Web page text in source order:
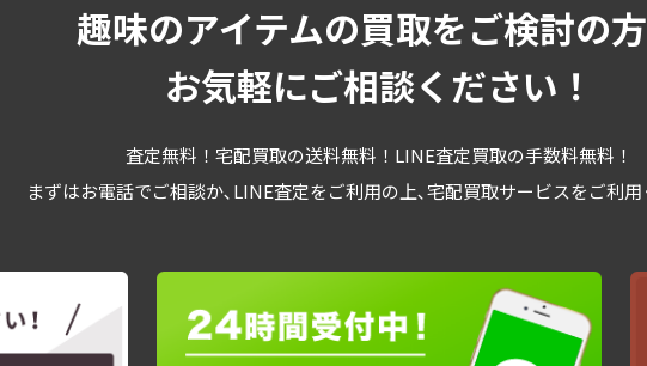
趣味のアイテムの買取をご検討の
お気軽にご相談ください！
査定無料！宅配買取の送料無料！LINE査定買取の手数料無料！
まずはお電話でご相談か､LINE査定をご利用の上､宅配買取サービスをご利